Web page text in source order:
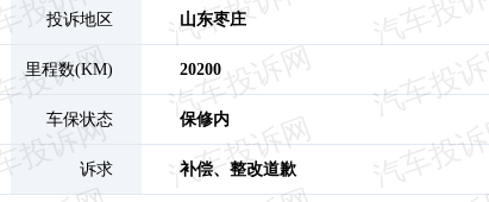
投诉地区 山东枣庄
里程数(KM) 20200
车保状态 保修内
诉求 补偿、 整改道歉